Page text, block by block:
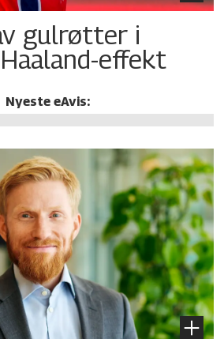
gulrøtter i
effekt
Nyeste eAvis: